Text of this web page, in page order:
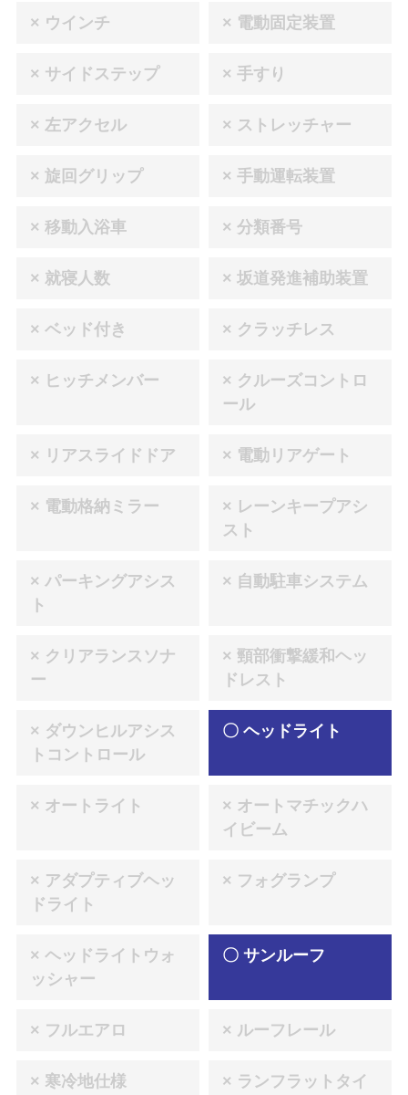
× ウインチ × 電動固定装置
× サイドステップ × 手すり
× 左アクセル × ストレッチャー
× 旋回グリップ × 手動運転装置
× 移動入浴車 × 分類番号
× 就寝人数 × 坂道発進補助装置
× ベッド付き × クラッチレス
× ヒッチメンバー
× クルーズコントロ
ール
× リアスライドドア × 電動リアゲート
× 電動格納ミラー
× レーンキープアシ
スト
× パーキングアシス
ト
× 自動駐車システム
× クリアランスソナ
ー
× 頸部衝撃緩和ヘッ
ドレスト
× ダウンヒルアシス
トコントロール
〇 ヘッドライト
× オートライト
× オートマチックハ
イビーム
× アダプティブヘッ
ドライト
× フォグランプ
× ヘッドライトウォ
ッシャー
〇 サンルーフ
× フルエアロ × ルーフレール
× 寒冷地仕様
× ランフラットタイ